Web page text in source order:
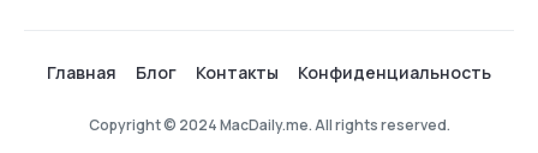
Главная Блог Контакты Конфиденциальность
Copyright © 2024 MacDaily.me. All rights reserved.